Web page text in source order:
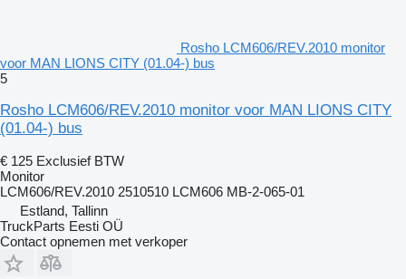
Rosho LCM606/REV.2010 monitor
voor MAN LIONS CITY (01.04-) bus
5
Rosho LCM606/REV.2010 monitor voor MAN LIONS CITY
(01.04-) bus
€ 125 Exclusief BTW
Monitor
LCM606/REV.2010 2510510 LCM606 MB-2-065-01
Estland, Tallinn
TruckParts Eesti OÜ
Contact opnemen met verkoper